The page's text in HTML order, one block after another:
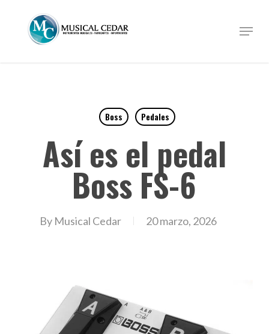
Menu
Boss Pedales
Así es el pedal
Boss FS-6
By Musical Cedar 20 marzo, 2026
Close